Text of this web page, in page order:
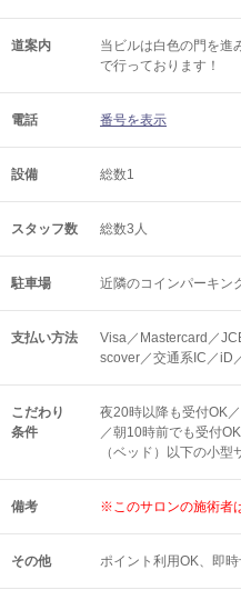
道案内
当ビルは白色の門を進
で行っております！
電話 番号を表示
設備 総数1
スタッフ数 総数3人
駐車場 近隣のコインパーキン
支払い方法
Visa／Mastercard／
scover／交通系IC／iD
こだわり
条件
夜20時以降も受付OK
／朝10時前でも受付
（ベッド）以下の小
備考 ※このサロンの施術者
その他 ポイント利用OK 即